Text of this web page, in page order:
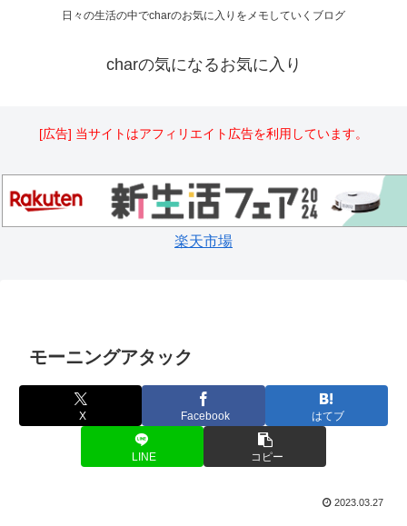
日々の生活の中でcharのお気に入りをメモしていくブログ
charの気になるお気に入り
[広告] 当サイトはアフィリエイト広告を利用しています。
楽天市場
モーニングアタック
X Facebook はてブ
LINE コピー
2023.03.27